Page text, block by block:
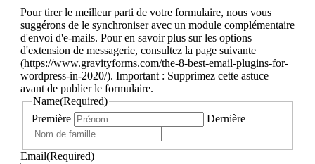
Pour tirer le meilleur parti de votre formulaire, nous vous
suggérons de le synchroniser avec un module complémentaire
d'envoi d'e-mails. Pour en savoir plus sur les options
d'extension de messagerie, consultez la page suivante
(https://www.gravityforms.com/the-8-best-email-plugins-for-
wordpress-in-2020/). Important : Supprimez cette astuce
avant de publier le formulaire.
Name(Required)
Première
Dernière
Email(Required)